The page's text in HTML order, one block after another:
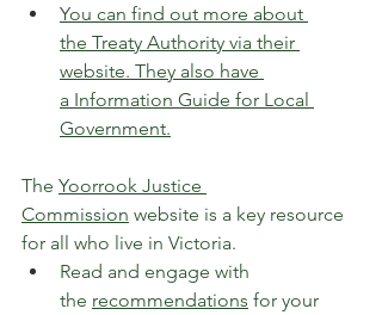
You can find out more about
the Treaty Authority via their
website. They also have
a Information Guide for Local
Government.
The Yoorrook Justice
Commission website is a key resource
for all who live in Victoria.
Read and engage with
the recommendations for your